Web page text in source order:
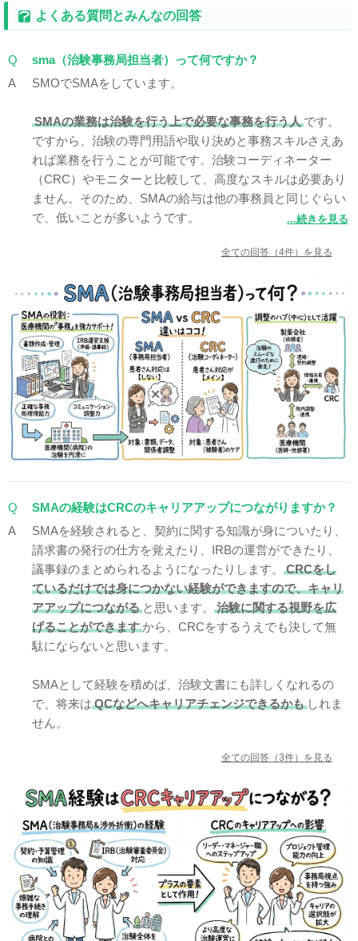
よくある質問とみんなの回答
Q
sma（治験事務局担当者）って何ですか？
A
SMOでSMAをしています。
SMAの業務は治験を行う上で必要な事務を行う人です。
ですから、治験の専門用語や取り決めと事務スキルさえあ
れば業務を行うことが可能です。治験コーディネーター
（CRC）やモニターと比較して、高度なスキルは必要あり
ません。そのため、SMAの給与は他の事務員と同じぐらい
で、低いことが多いようです。
病院で治験事務局をしている人は医療資格保持者で
た、治験の責任者が事務局業務を兼任している場合も多い
です。
ただし、多くのSMOではSMAは医療機関への営業も兼ね
ている場合が多いです。この場合、SMAには営業的な折衝
スキルも求められるため、営業経験者がSMAを行っている
場合が多いです。また、一部のSMOではクリニックなどの
小さな治験の時は治験コーディネーター（CRC）がSMA
業務も兼任しているところがあるようです。
しばしば、MRや看護師・臨床検査技師などがSMAを目指
すという声を聞きますが、実際MR出身のSMAはほとんど
いません。なぜなら、MRは年収が高く、SMAへ転職する
と割が合わないからです。 私の周りのSMAはMS（医療品
卸の営業）もしくは医療機器営業出身者がほとんどです。
また、営業経験がない看護師や臨床検査技師出身者でSMA
になっている人は周りには一人もいません。
ご参考ください。
...続きを見る
全ての回答（4件）を見る
Q
SMAの経験はCRCのキャリアアップにつながりますか？
A
SMAを経験されると、契約に関する知識が身についたり、
請求書の発行の仕方を覚えたり、IRBの運営ができたり、
議事録のまとめられるようになったりします。
CRCをし
ているだけでは身につかない経験ができますので、キャリ
アアップにつながると思います。
治験に関する視野を広
げることができますから、CRCをするうえでも決して無
駄にならないと思います。
SMAとして経験を積めば、治験文書にも詳しくなれるの
で、将来は QCなどへキャリアチェンジできるかもしれま
せん。
全ての回答（3件）を見る